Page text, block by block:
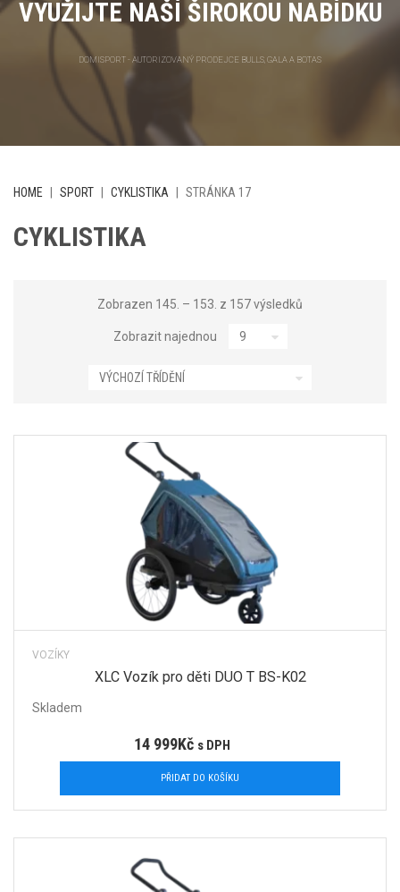
VYUŽIJTE NAŠÍ ŠIROKOU NABÍDKU
DOMISPORT - AUTORIZOVANÝ PRODEJCE BULLS, GALA A BOTAS
HOME SPORT CYKLISTIKA STRÁNKA 17
CYKLISTIKA
Zobrazen 145. – 153. z 157 výsledků
Zobrazit najednou
VOZÍKY
XLC Vozík pro děti DUO T BS-K02
14 999Kč s DPH
Skladem
PŘIDAT DO KOŠÍKU